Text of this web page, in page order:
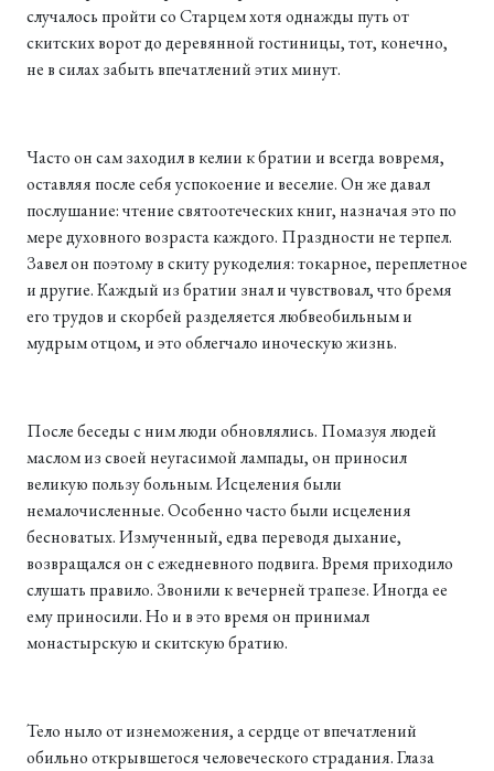
случалось пройти со Старцем хотя однажды путь от
скитских ворот до деревянной гостиницы, тот, конечно,
не в силах забыть впечатлений этих минут.
Часто он сам заходил в келии к братии и всегда вовремя,
оставляя после себя успокоение и веселие. Он же давал
послушание: чтение святоотеческих книг, назначая это по
мере духовного возраста каждого. Праздности не терпел.
Завел он поэтому в скиту рукоделия: токарное, переплетное
и другие. Каждый из братии знал и чувствовал, что бремя
его трудов и скорбей разделяется любвеобильным и
мудрым отцом, и это облегчало иноческую жизнь.
После беседы с ним люди обновлялись. Помазуя людей
маслом из своей неугасимой лампады, он приносил
великую пользу больным. Исцеления были
немалочисленные. Особенно часто были исцеления
бесноватых. Измученный, едва переводя дыхание,
возвращался он с ежедневного подвига. Время приходило
слушать правило. Звонили к вечерней трапезе. Иногда ее
ему приносили. Но и в это время он принимал
монастырскую и скитскую братию.
Тело ныло от изнеможения, а сердце от впечатлений
обильно открывшегося человеческого страдания. Глаза